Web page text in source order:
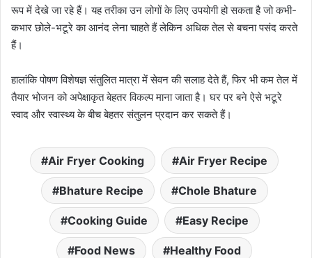
रूप में देखे जा रहे हैं। यह तरीका उन लोगों के लिए उपयोगी हो सकता है जो कभी-
कभार छोले-भटूरे का आनंद लेना चाहते हैं लेकिन अधिक तेल से बचना पसंद करते
हैं।
हालांकि पोषण विशेषज्ञ संतुलित मात्रा में सेवन की सलाह देते हैं, फिर भी कम तेल में
तैयार भोजन को अपेक्षाकृत बेहतर विकल्प माना जाता है। घर पर बने ऐसे भटूरे
स्वाद और स्वास्थ्य के बीच बेहतर संतुलन प्रदान कर सकते हैं।
Air Fryer Cooking Air Fryer Recipe
Bhature Recipe Chole Bhature
Cooking Guide Easy Recipe
Food News Healthy Food